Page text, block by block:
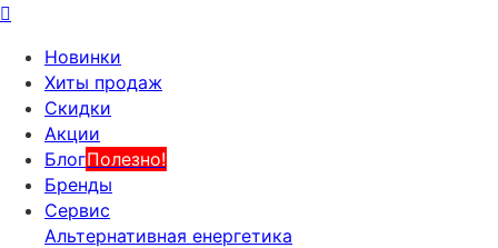
Новинки
Хиты продаж
Скидки
Акции
БлогПолезно!
Бренды
Сервис
Альтернативная енергетика